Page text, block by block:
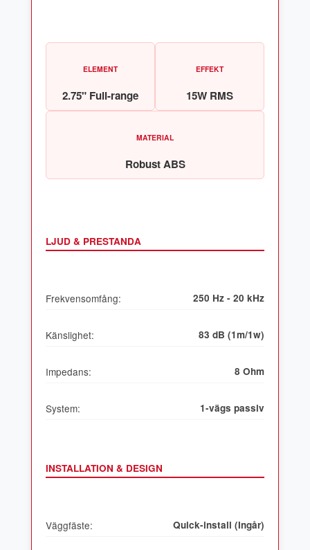
ELEMENT
2.75" Full-range
EFFEKT
15W RMS
MATERIAL
Robust ABS
LJUD & PRESTANDA
Frekvensomfång: 250 Hz - 20 kHz
Känslighet: 83 dB (1m/1w)
Impedans: 8 Ohm
System: 1-vägs passiv
INSTALLATION & DESIGN
Väggfäste: Quick-install (Ingår)